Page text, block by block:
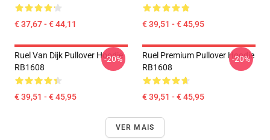
€ 37,67 - € 44,11 € 39,51 - € 45,95
Ruel Van Dijk Pullover Hoodie
RB1608
€ 39,51 - € 45,95
-20%
Ruel Premium Pullover Hoodie
RB1608
€ 39,51 - € 45,95
-20%
VER MAIS